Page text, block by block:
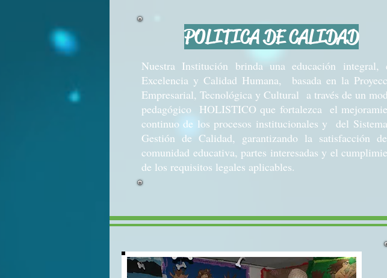
POLITICA DE CALIDAD
Nuestra Institución brinda una educación integral,
Excelencia y Calidad Humana, basada en la
Empresarial, Tecnológica y Cultural a través de un
pedagógico HOLISTICO que fortalezca el
continuo de los procesos institucionales y del
Gestión de Calidad, garantizando la satisfacción
comunidad educativa, partes interesadas y el
de los requisitos legales aplicables.